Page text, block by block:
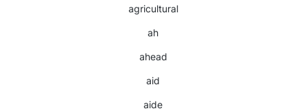
agricultural
ah
ahead
aid
aide